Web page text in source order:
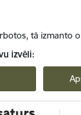
tā izmanto
izvēli: